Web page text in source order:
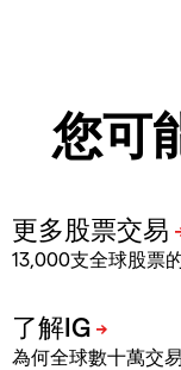
您可
13,000支全球股票
為何全球數十萬交